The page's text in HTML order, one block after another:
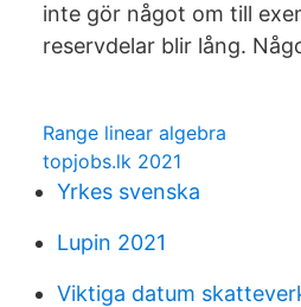
inte gör något om till
reservdelar blir lång.
Range linear algebra
topjobs.lk 2021
Yrkes svenska
Lupin 2021
Viktiga datum